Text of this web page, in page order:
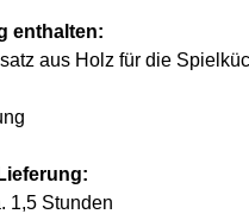
enthalten:
aus Holz für die
1,5 Stunden